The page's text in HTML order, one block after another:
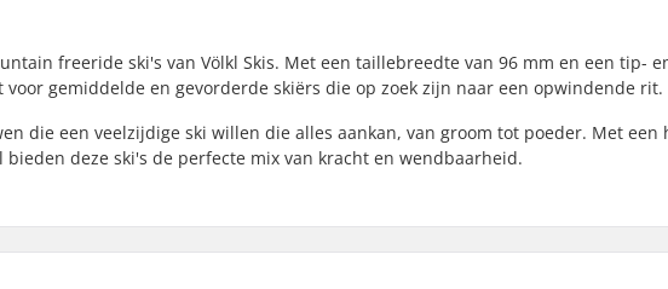
freeride ski's van Völkl Skis. Met een taillebreedte van 96 mm en een tip-
gemiddelde en gevorderde skiërs die op zoek zijn naar een opwindende rit.
die een veelzijdige ski willen die alles aankan, van groom tot poeder. Met een
deze ski's de perfecte mix van kracht en wendbaarheid.